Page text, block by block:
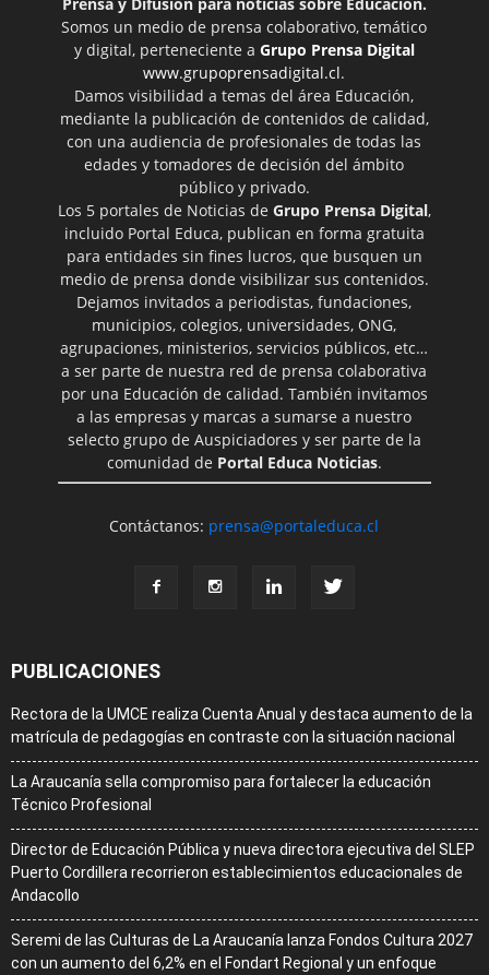
Prensa y Difusión para noticias sobre Educación.
Somos un medio de prensa colaborativo, temático
y digital, perteneciente a Grupo Prensa Digital
www.grupoprensadigital.cl.
Damos visibilidad a temas del área Educación,
mediante la publicación de contenidos de calidad,
con una audiencia de profesionales de todas las
edades y tomadores de decisión del ámbito
público y privado.
Los 5 portales de Noticias de Grupo Prensa Digital,
incluido Portal Educa, publican en forma gratuita
para entidades sin fines lucros, que busquen un
medio de prensa donde visibilizar sus contenidos.
Dejamos invitados a periodistas, fundaciones,
municipios, colegios, universidades, ONG,
agrupaciones, ministerios, servicios públicos, etc…
a ser parte de nuestra red de prensa colaborativa
por una Educación de calidad. También invitamos
a las empresas y marcas a sumarse a nuestro
selecto grupo de Auspiciadores y ser parte de la
comunidad de Portal Educa Noticias.
Contáctanos: prensa@portaleduca.cl
PUBLICACIONES
Rectora de la UMCE realiza Cuenta Anual y destaca aumento de la
matrícula de pedagogías en contraste con la situación nacional
La Araucanía sella compromiso para fortalecer la educación
Técnico Profesional
Director de Educación Pública y nueva directora ejecutiva del SLEP
Puerto Cordillera recorrieron establecimientos educacionales de
Andacollo
Seremi de las Culturas de La Araucanía lanza Fondos Cultura 2027
con un aumento del 6,2% en el Fondart Regional y un enfoque